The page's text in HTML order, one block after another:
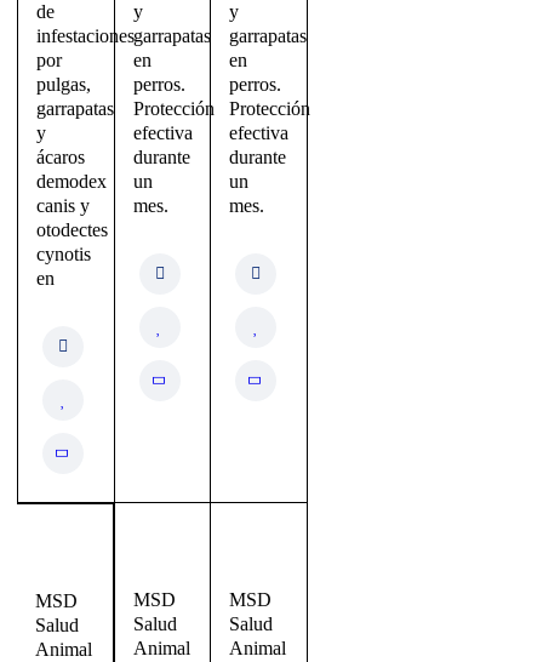
de
infestaciones
por
pulgas,
garrapatas
y
ácaros
demodex
canis y
otodectes
cynotis
en
y
garrapatas
en
perros.
Protección
efectiva
durante
un
mes.
y
garrapatas
en
perros.
Protección
efectiva
durante
un
mes.
MSD
Salud
Animal
MSD
Salud
Animal
MSD
Salud
Animal